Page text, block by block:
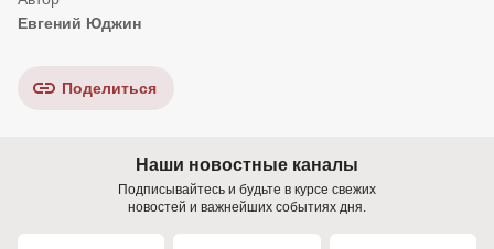
Евгений Юджин
Поделиться
Наши новостные каналы
Подписывайтесь и будьте в курсе свежих
новостей и важнейших событиях дня.